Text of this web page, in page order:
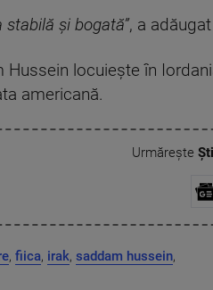
stabilă şi bogată”, a
Hussein locuieşte în
americană.
Urmărește
, fiica, irak, saddam hussein,